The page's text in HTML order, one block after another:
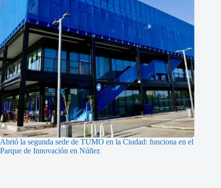
Abrió la segunda sede de TUMO en la Ciudad: funciona en el
Parque de Innovación en Núñez